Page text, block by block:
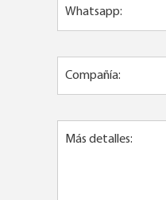
Whatsapp:
Compañía:
Más detalles: